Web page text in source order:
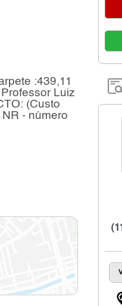
:439,11
Luiz
(Custo
- número